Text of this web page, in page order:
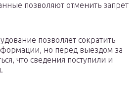
позволяют отменить запрет
позволяет сократить
но перед выездом за
что сведения поступили и